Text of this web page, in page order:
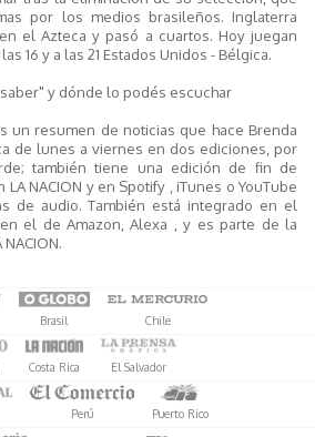
por los medios brasileños. Inglaterra
el Azteca y pasó a cuartos. Hoy juegan
16 y a las 21 Estados Unidos - Bélgica.
y dónde lo podés escuchar
un resumen de noticias que hace Brenda
de lunes a viernes en dos ediciones, por
también tiene una edición de fin de
NACION y en Spotify , iTunes o YouTube
de audio. También está integrado en el
el de Amazon, Alexa , y es parte de la
Brasil Chile
Costa Rica El Salvador
Perú Puerto Rico